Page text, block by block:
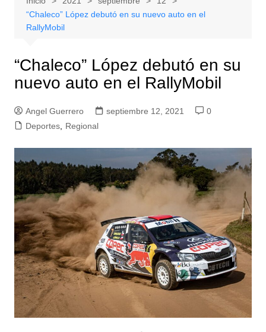
“Chaleco” López debutó en su nuevo auto en el
RallyMobil
“Chaleco” López debutó en su
nuevo auto en el RallyMobil
Angel Guerrero septiembre 12, 2021
0
Deportes, Regional